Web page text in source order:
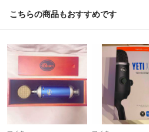
こちらの商品もおすすめです